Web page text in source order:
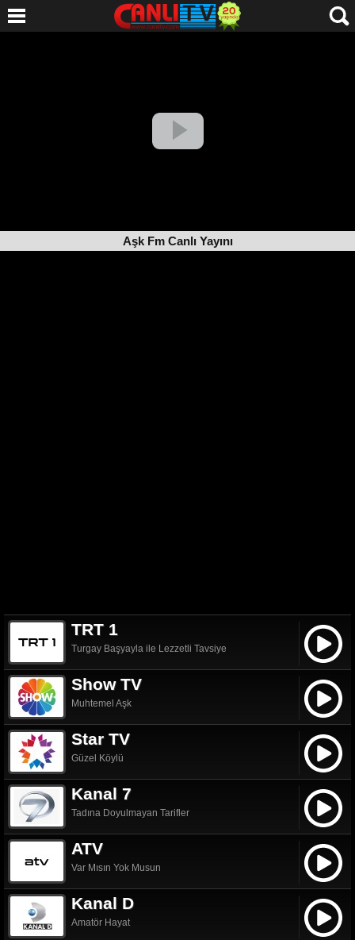
Aşk Fm Canlı Yayını
TRT 1
Turgay Başyayla ile Lezzetli Tavsiye
Show TV
Muhtemel Aşk
Star TV
Güzel Köylü
Kanal 7
Tadına Doyulmayan Tarifler
ATV
Var Mısın Yok Musun
Kanal D
Amatör Hayat